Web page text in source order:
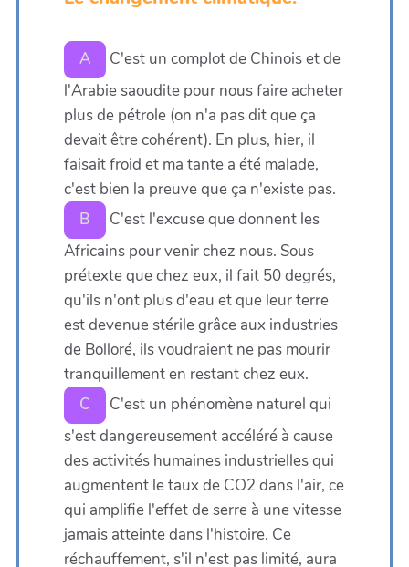
A
C'est un complot de Chinois et de
l'Arabie saoudite pour nous faire acheter
plus de pétrole (on n'a pas dit que ça
devait être cohérent). En plus, hier, il
faisait froid et ma tante a été malade,
c'est bien la preuve que ça n'existe pas.
B
C'est l'excuse que donnent les
Africains pour venir chez nous. Sous
prétexte que chez eux, il fait 50 degrés,
qu'ils n'ont plus d'eau et que leur terre
est devenue stérile grâce aux industries
de Bolloré, ils voudraient ne pas mourir
tranquillement en restant chez eux.
C
C'est un phénomène naturel qui
s'est dangereusement accéléré à cause
des activités humaines industrielles qui
augmentent le taux de CO2 dans l'air, ce
qui amplifie l'effet de serre à une vitesse
jamais atteinte dans l'histoire. Ce
réchauffement, s'il n'est pas limité, aura